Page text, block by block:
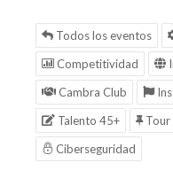
Todos los eventos
Competitividad
Cambra Club
Talento 45+
Tour
Ciberseguridad